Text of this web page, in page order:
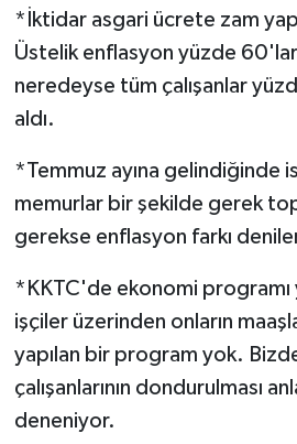
*İktidar asgari ücrete zam
Üstelik enflasyon yüzde
neredeyse tüm çalışanlar
aldı.
*Temmuz ayına gelindiğinde
memurlar bir şekilde gerek
gerekse enflasyon farkı
*KKTC'de ekonomi
işçiler üzerinden onların
yapılan bir program yok.
çalışanlarının dondurulması
deneniyor.